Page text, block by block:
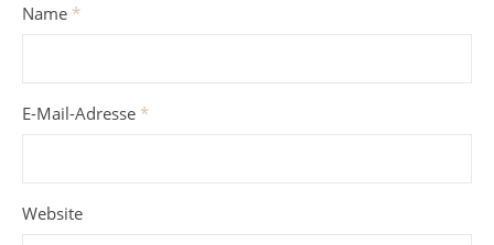
Name *
E-Mail-Adresse *
Website